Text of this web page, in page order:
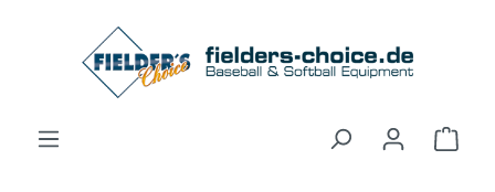
Zum Hauptinhalt springen